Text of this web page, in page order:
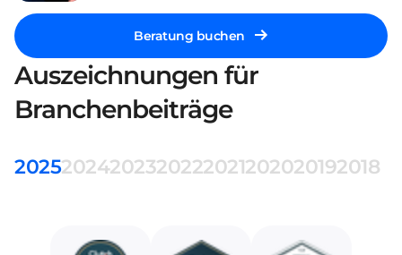
Beratung buchen
Auszeichnungen für
Branchenbeiträge
20252024202320222021202020192018